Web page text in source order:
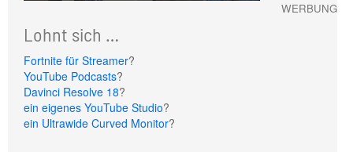
WERBUNG
Lohnt sich …
Fortnite für Streamer?
YouTube Podcasts?
Davinci Resolve 18?
ein eigenes YouTube Studio?
ein Ultrawide Curved Monitor?